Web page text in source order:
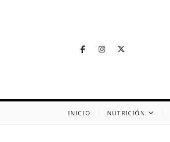
FacebookInstagram
INICIO NUTRICIÓN